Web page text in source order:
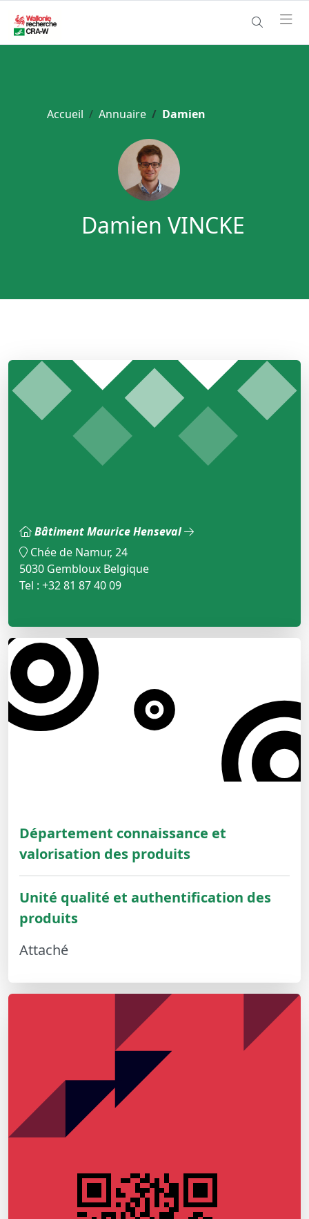
Accueil Annuaire Damien
Damien VINCKE
Bâtiment Maurice Henseval
Chée de Namur, 24
5030 Gembloux Belgique
Tel : +32 81 87 40 09
Département connaissance et
valorisation des produits
Unité qualité et authentification des
produits
Attaché